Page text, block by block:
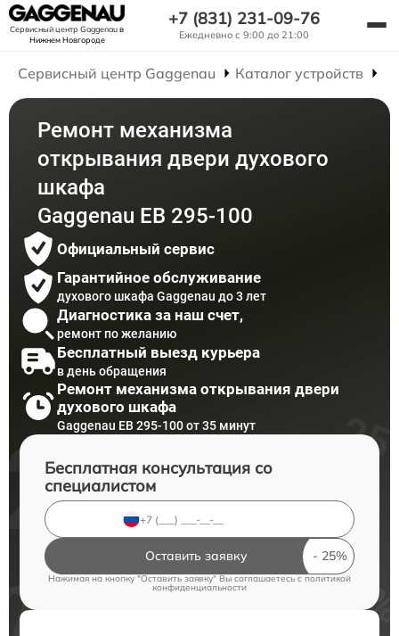
Сервисный центр Gaggenauв
Нижнем Новгороде
+7 (831) 231-09-76
Ежедневно с 9:00 до 21:00
Сервисный центр Gaggenau Каталог устройств
Ремонт механизма
открывания двери духового
шкафа
Gaggenau EB 295-100
Официальный сервис
Гарантийное обслуживание
духового шкафа Gaggenau до 3 лет
Диагностика за наш счет,
ремонт по желанию
Бесплатный выезд курьера
в день обращения
Ремонт механизма открывания двери
духового шкафа
Gaggenau EB 295-100 от 35 минут
Бесплатная консультация со
специалистом
Оставить заявку
Нажимая на кнопку "Оставить заявку" Вы соглашаетесь c политикой
конфиденциальности